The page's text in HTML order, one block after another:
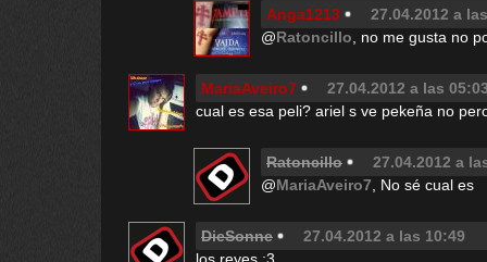
Anga1213
27.04.2012 a
@Ratoncillo , no me gusta no
MariaAveiro7
27.04.2012 a las
cual es esa peli? ariel s ve pekeña no
Ratoncillo
27.04.2012 a
@MariaAveiro7 , No sé cual es
DieSonne
27.04.2012 a las 10:49